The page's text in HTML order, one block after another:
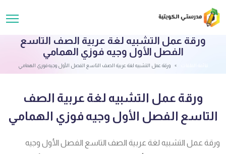
ورقة عمل التشبيه لغة عربية الصف التاسع
الفصل الأول وجيه فوزي الهمامي
ورقة عمل التشبيه لغة عربية الصف التاسع الفصل الأول وجيه فوزي الهمامي
ورقة عمل التشبيه لغة عربية الصف
التاسع الفصل الأول وجيه فوزي الهمامي
ورقة عمل التشبيه لغة عربية الصف التاسع الفصل الأول وجيه